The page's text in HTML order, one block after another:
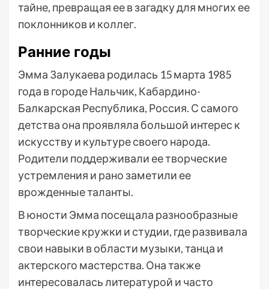
тайне, превращая ее в загадку для многих ее
поклонников и коллег.
Ранние годы
Эмма Залукаева родилась 15 марта 1985
года в городе Нальчик, Кабардино-
Балкарская Республика, Россия. С самого
детства она проявляла большой интерес к
искусству и культуре своего народа.
Родители поддерживали ее творческие
устремления и рано заметили ее
врожденные таланты.
В юности Эмма посещала разнообразные
творческие кружки и студии, где развивала
свои навыки в области музыки, танца и
актерского мастерства. Она также
интересовалась литературой и часто